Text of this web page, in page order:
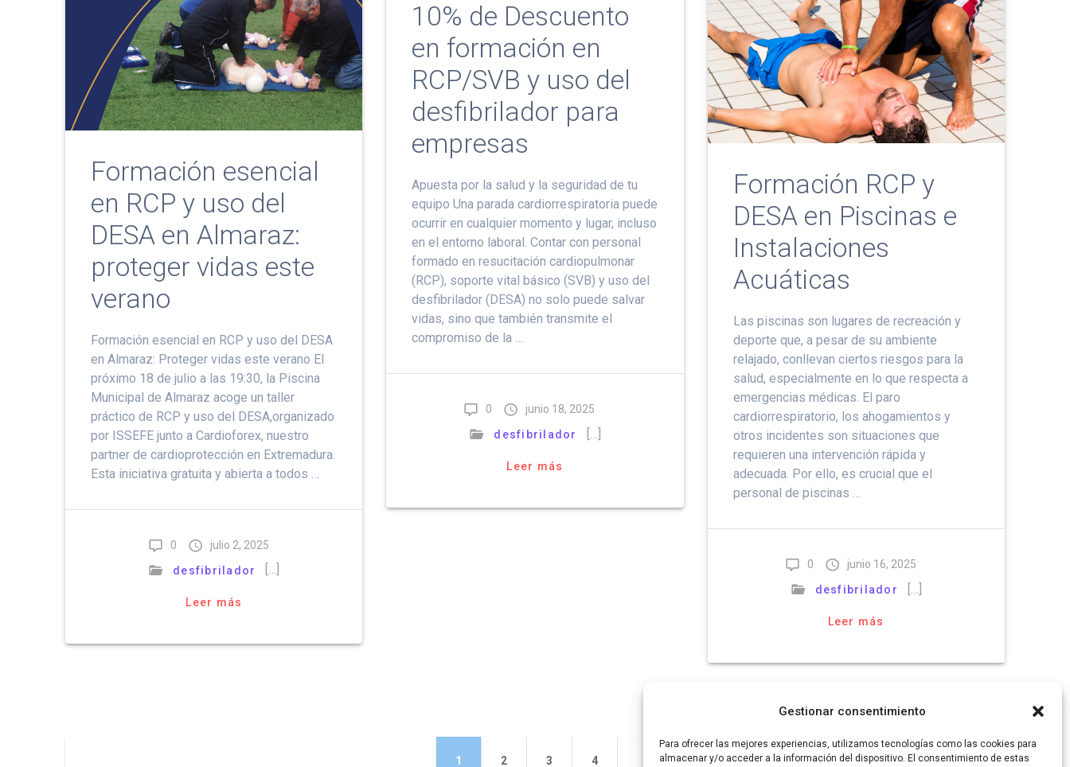
Gestionar consentimiento
Para ofrecer las mejores experiencias, utilizamos tecnologías como las cookies para
almacenar y/o acceder a la información del dispositivo. El consentimiento de estas
Formación esencial
en RCP y uso del
DESA en Almaraz:
proteger vidas este
verano
Formación esencial en RCP y uso del DESA
en Almaraz: Proteger vidas este verano El
próximo 18 de julio a las 19:30, la Piscina
Municipal de Almaraz acoge un taller
práctico de RCP y uso del DESA,organizado
por ISSEFE junto a Cardioforex, nuestro
partner de cardioprotección en Extremadura.
Esta iniciativa gratuita y abierta a todos …
0
julio 2, 2025
desfibrilador
[…]
Leer más
10% de Descuento
en formación en
RCP/SVB y uso del
desfibrilador para
empresas
Apuesta por la salud y la seguridad de tu
equipo Una parada cardiorrespiratoria puede
ocurrir en cualquier momento y lugar, incluso
en el entorno laboral. Contar con personal
formado en resucitación cardiopulmonar
(RCP), soporte vital básico (SVB) y uso del
desfibrilador (DESA) no solo puede salvar
vidas, sino que también transmite el
compromiso de la …
0
junio 18, 2025
desfibrilador
Leer más
Formación RCP y
DESA en Piscinas e
Instalaciones
Acuáticas
Las piscinas son lugares de recreación y
deporte que, a pesar de su ambiente
relajado, conllevan ciertos riesgos para la
salud, especialmente en lo que respecta a
emergencias médicas. El paro
cardiorrespiratorio, los ahogamientos y
otros incidentes son situaciones que
requieren una intervención rápida y
adecuada. Por ello, es crucial que el
personal de piscinas …
0
junio 16, 2025
desfibrilador
Leer más
Página
1 Página
2 Página
3 Página
4